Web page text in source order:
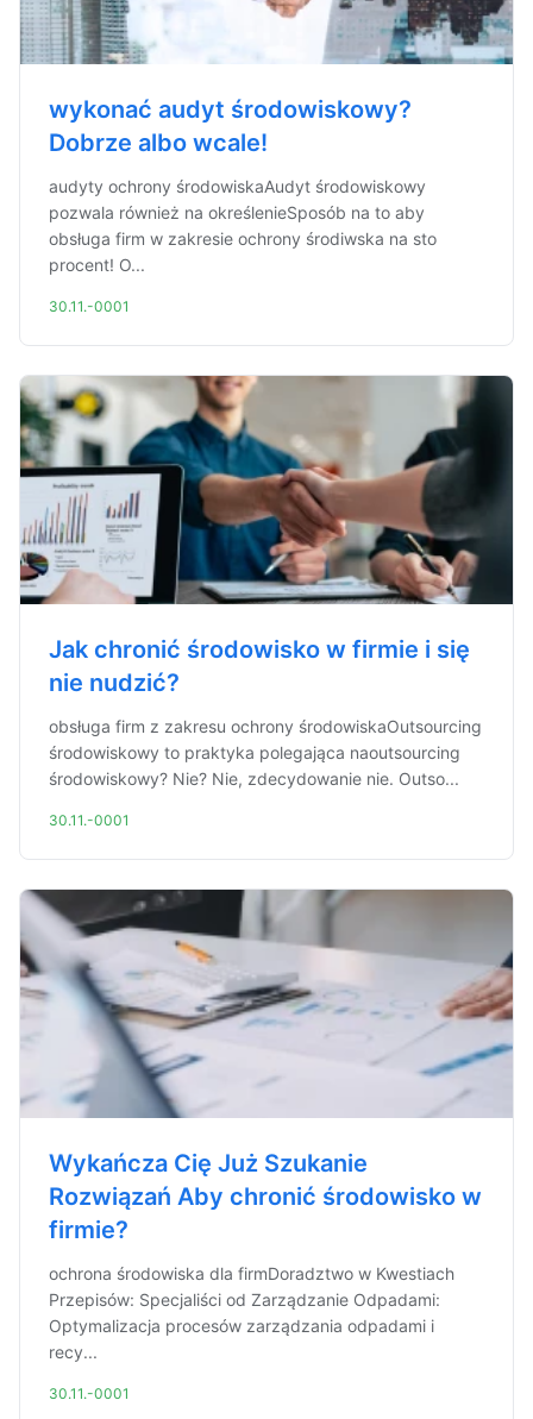
wykonać audyt środowiskowy?
Dobrze albo wcale!
audyty ochrony środowiskaAudyt środowiskowy
pozwala również na określenieSposób na to aby
obsługa firm w zakresie ochrony środiwska na sto
procent! O...
30.11.-0001
Jak chronić środowisko w firmie i się
nie nudzić?
obsługa firm z zakresu ochrony środowiskaOutsourcing
środowiskowy to praktyka polegająca naoutsourcing
środowiskowy? Nie? Nie, zdecydowanie nie. Outso...
30.11.-0001
Wykańcza Cię Już Szukanie
Rozwiązań Aby chronić środowisko w
firmie?
ochrona środowiska dla firmDoradztwo w Kwestiach
Przepisów: Specjaliści od Zarządzanie Odpadami:
Optymalizacja procesów zarządzania odpadami i
recy...
30.11.-0001